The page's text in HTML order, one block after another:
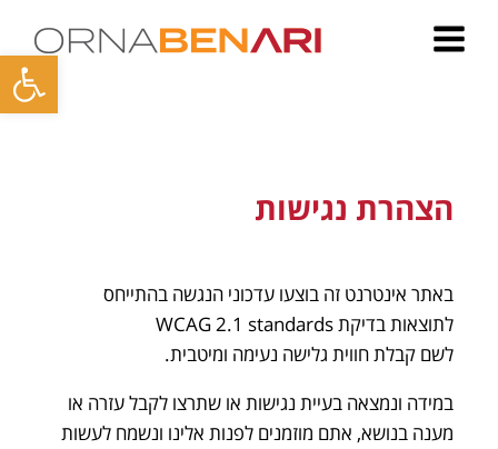
פתח
הצהרת נגישות
באתר אינטרנט זה בוצעו עדכוני הנגשה בהתייחס
לתוצאות בדיקת WCAG 2.1 standards
לשם קבלת חווית גלישה נעימה ומיטבית.
במידה ונמצאה בעיית נגישות או שתרצו לקבל עזרה או
מענה בנושא, אתם מוזמנים לפנות אלינו ונשמח לעשות